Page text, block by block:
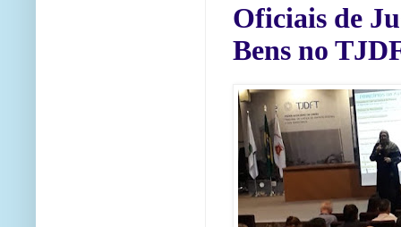
Oficiais de
Bens no